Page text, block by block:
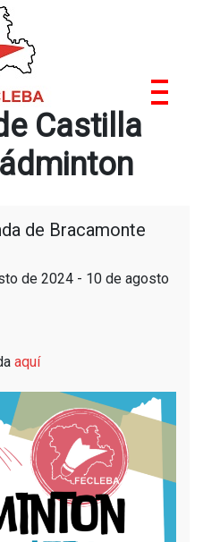
Castilla
de Bracamonte
de 2024 - 10 de agosto
aquí